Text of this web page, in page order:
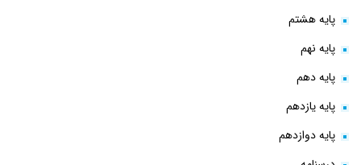
پایه هشتم
پایه نهم
پایه دهم
پایه یازدهم
پایه دوازدهم